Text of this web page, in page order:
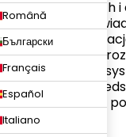
Română
Български
Français
Español
Italiano
energetycznych
dekadami
napędza
inteligentnego
inteligentnych
obsługując
społeczności w